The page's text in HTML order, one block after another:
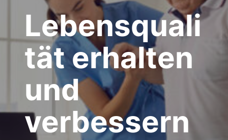
Lebensquali
tät erhalten
und
verbessern